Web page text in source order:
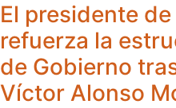
El presidente
refuerza la
de Gobierno
Víctor Alonso